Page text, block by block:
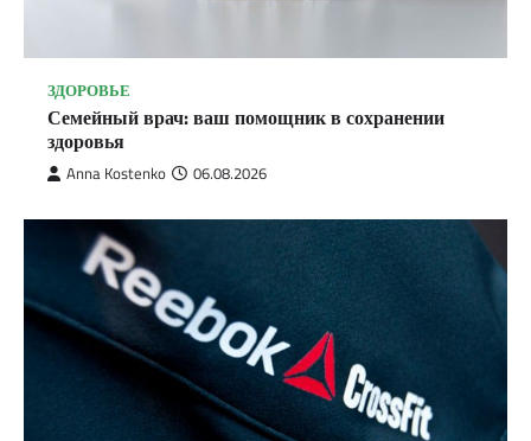
ЗДОРОВЬЕ
Семейный врач: ваш помощник в сохранении
здоровья
Anna Kostenko 06.08.2026